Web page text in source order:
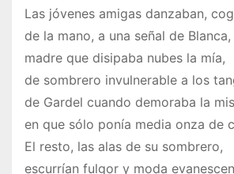
Las jóvenes amigas danzaban,
de la mano, a una señal de Blanca,
madre que disipaba nubes la mía,
de sombrero invulnerable a los
de Gardel cuando demoraba la
en que sólo ponía media onza de
El resto, las alas de su sombrero,
escurrían fulgor y moda